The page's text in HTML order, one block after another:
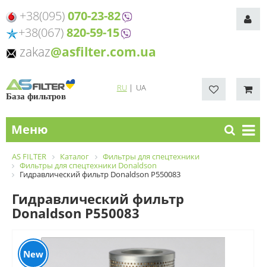
+38(095)070-23-82
+38(067)820-59-15
zakaz@asfilter.com.ua
База фильтров
RU| UA
Меню
AS FILTER Каталог
Фильтры для спецтехники
Фильтры для спецтехники Donaldson
Гидравлический фильтр Donaldson P550083
Гидравлический фильтр
Donaldson P550083
New